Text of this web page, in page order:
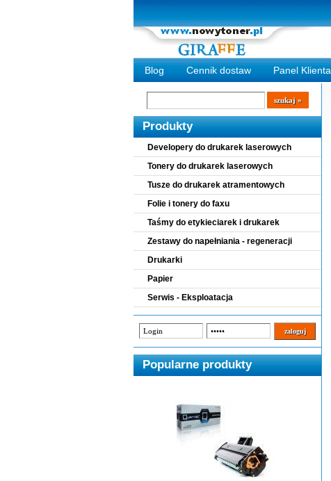
Blog Cennik dostaw Panel Klienta
Wyszukiwarka
szukaj
Produkty
Developery do drukarek laserowych
Tonery do drukarek laserowych
Tusze do drukarek atramentowych
Folie i tonery do faxu
Taśmy do etykieciarek i drukarek
Zestawy do napełniania - regeneracji
Drukarki
Papier
Serwis - Eksploatacja
Popularne produkty